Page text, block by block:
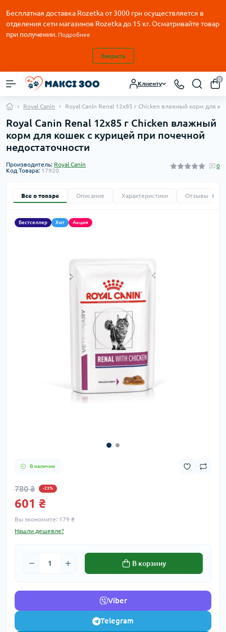
Бесплатная доставка Rozetka от3000 грн осуществляется в
отделения сети магазинов Rozetka до 15 кг. Осматривайте товар
при получении. Подробнее
Закрыть
Клиенту
0
Royal Canin Royal Canin Renal 12х85 г Chicken влажный корм для
Royal Canin Renal 12х85 г Chicken влажный
корм для кошек с курицей при почечной
недостаточности
Производитель: Royal Canin
Код Товара: 17920
0
Все о товаре Описание Характеристики Отзывы
Бестселлер Хит Акция
В наличии
780 ₴ -23%
601 ₴
Вы экономите: 179 ₴
Нашли дешевле?
В корзину
Viber
Telegram